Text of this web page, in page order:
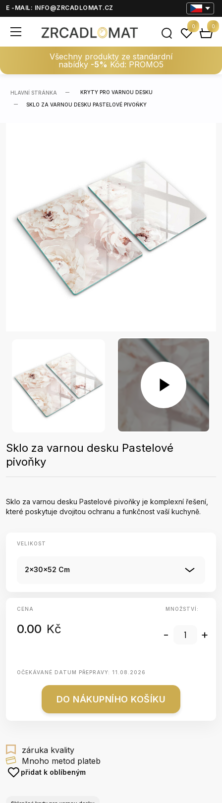
E -MAIL: INFO@ZRCADLOMAT.CZ
Všechny produkty ze standardní
nabídky -5% Kód: PROMO5
0 0
HLAVNÍ STRÁNKA KRYTY PRO VARNOU DESKU
SKLO ZA VARNOU DESKU PASTELOVÉ PIVOŇKY
Sklo za varnou desku Pastelové
pivoňky
Sklo za varnou desku Pastelové pivoňky je komplexní řešení,
které poskytuje dvojitou ochranu a funkčnost vaší kuchyně.
VELIKOST
2x30x52 Cm
CENA
0.00 Kč
MNOŽSTVÍ:
- +
OČEKÁVANÉ DATUM PŘEPRAVY: 11.08.2026
DO NÁKUPNÍHO KOŠÍKU
záruka kvality
Mnoho metod plateb
přidat k oblíbeným